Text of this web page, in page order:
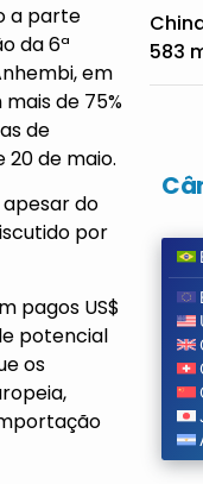
a parte
da 6ª
em
de 75%
de
20 de maio.
do
por
pagos US$
potencial
os
583